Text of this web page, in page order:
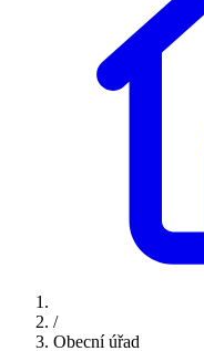
/
Obecní úřad